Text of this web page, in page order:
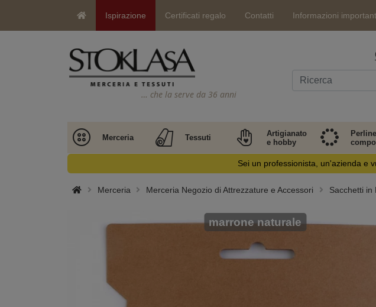
Ispirazione Certificati regalo Contatti Informazioni
… che la serve da 36 anni
Merceria Tessuti
Artigianato
e hobby
Sei un professionista, un'azienda e
Merceria Merceria Negozio di Attrezzature e Accessori Sacchetti in
marrone naturale